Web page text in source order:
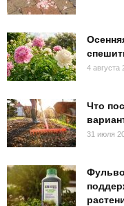
4 августа
Что
31 июля